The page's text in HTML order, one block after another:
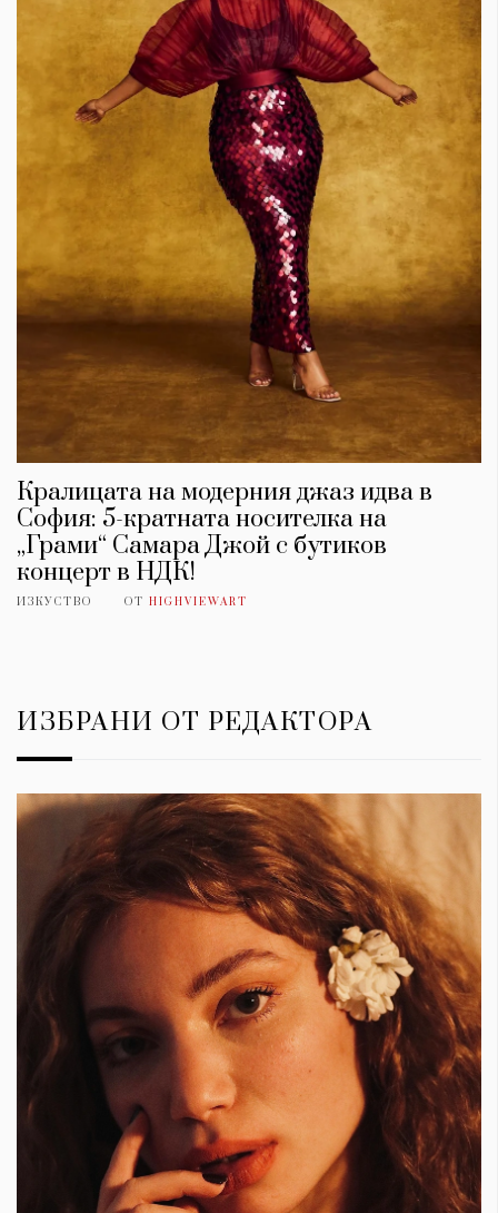
Кралицата на модерния джаз идва в
София: 5-кратната носителка на
„Грами“ Самара Джой с бутиков
концерт в НДК!
ИЗКУСТВО ОТ HIGHVIEWART
ИЗБРАНИ ОТ РЕДАКТОРА